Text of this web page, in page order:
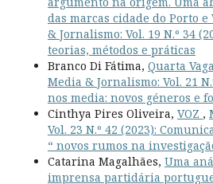
das marcas cidade do Porto
& Jornalismo: Vol. 19 N.º 34
teorias, métodos e práticas
Branco Di Fátima, Quarta
Media & Jornalismo: Vol. 21
nos media: novos géneros e
Cinthya Pires Oliveira, VOZ ,
Vol. 23 N.º 42 (2023):
“ novos rumos na
Catarina Magalhães, Uma
imprensa partidária